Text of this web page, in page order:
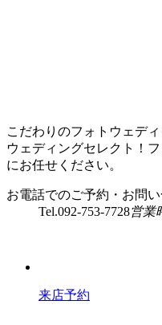
こだわりのフォトウェデ
ウェディングセレクト！
にお任せください。
お電話でのご予約・お問
Tel.092-753-7728営業
来店予約